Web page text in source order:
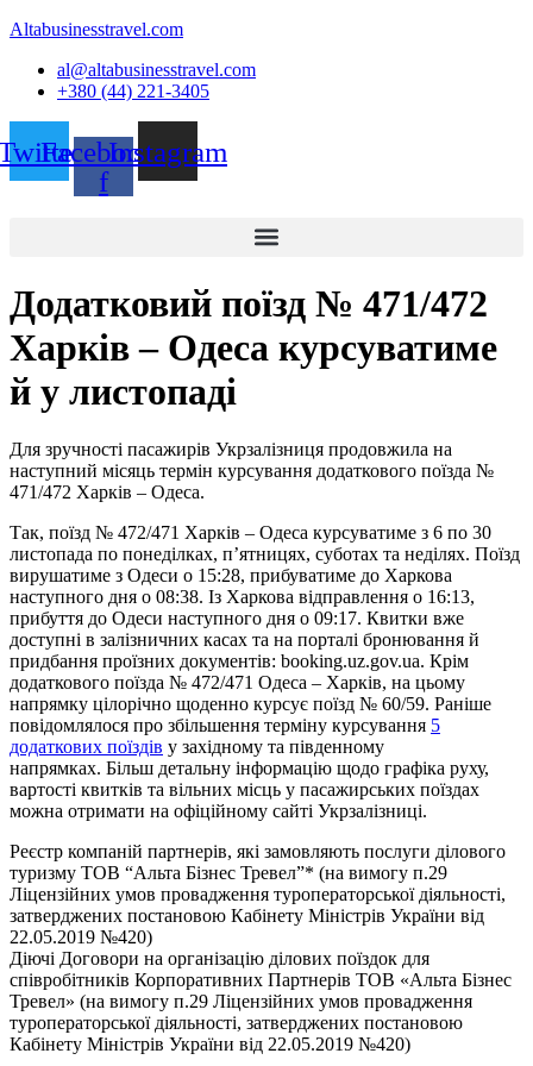
Altabusinesstravel.com
al@altabusinesstravel.com
+380 (44) 221-3405
Facebook-
f
Instagram
Додатковий поїзд № 471/472
Харків – Одеса курсуватиме
й у листопаді
Для зручності пасажирів Укрзалізниця продовжила на
наступний місяць термін курсування додаткового поїзда №
471/472 Харків – Одеса.
Так, поїзд № 472/471 Харків – Одеса курсуватиме з 6 по 30
листопада по понеділках, п’ятницях, суботах та неділях. Поїзд
вирушатиме з Одеси о 15:28, прибуватиме до Харкова
наступного дня о 08:38. Із Харкова відправлення о 16:13,
прибуття до Одеси наступного дня о 09:17. Квитки вже
доступні в залізничних касах та на порталі бронювання й
придбання проїзних документів: booking.uz.gov.ua. Крім
додаткового поїзда № 472/471 Одеса – Харків, на цьому
напрямку цілорічно щоденно курсує поїзд № 60/59. Раніше
повідомлялося про збільшення терміну курсування 5
додаткових поїздів у західному та південному
напрямках. Більш детальну інформацію щодо графіка руху,
вартості квитків та вільних місць у пасажирських поїздах
можна отримати на офіційному сайті Укрзалізниці.
Реєстр компаній партнерів, які замовляють послуги ділового
туризму ТОВ “Альта Бізнес Тревел”* (на вимогу п.29
Ліцензійних умов провадження туроператорської діяльності,
затверджених постановою Кабінету Міністрів України від
22.05.2019 №420)
Діючі Договори на організацію ділових поїздок для
співробітників Корпоративних Партнерів ТОВ «Альта Бізнес
Тревел» (на вимогу п.29 Ліцензійних умов провадження
туроператорської діяльності, затверджених постановою
Кабінету Міністрів України від 22.05.2019 №420)